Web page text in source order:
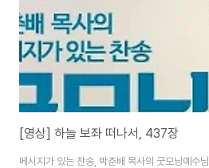
[영상] 하늘 보좌 떠나서, 437장
메시지가 있는 찬송, 박춘배 목사의 굿모닝예수님